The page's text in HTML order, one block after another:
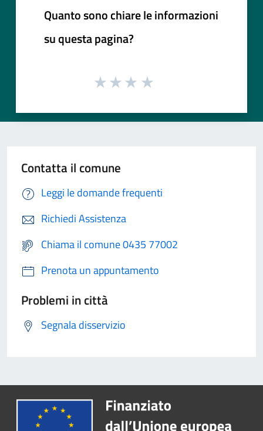
Quanto sono chiare le informazioni
su questa pagina?
Contatta il comune
Leggi le domande frequenti
Richiedi Assistenza
Chiama il comune 0435 77002
Prenota un appuntamento
Problemi in città
Segnala disservizio